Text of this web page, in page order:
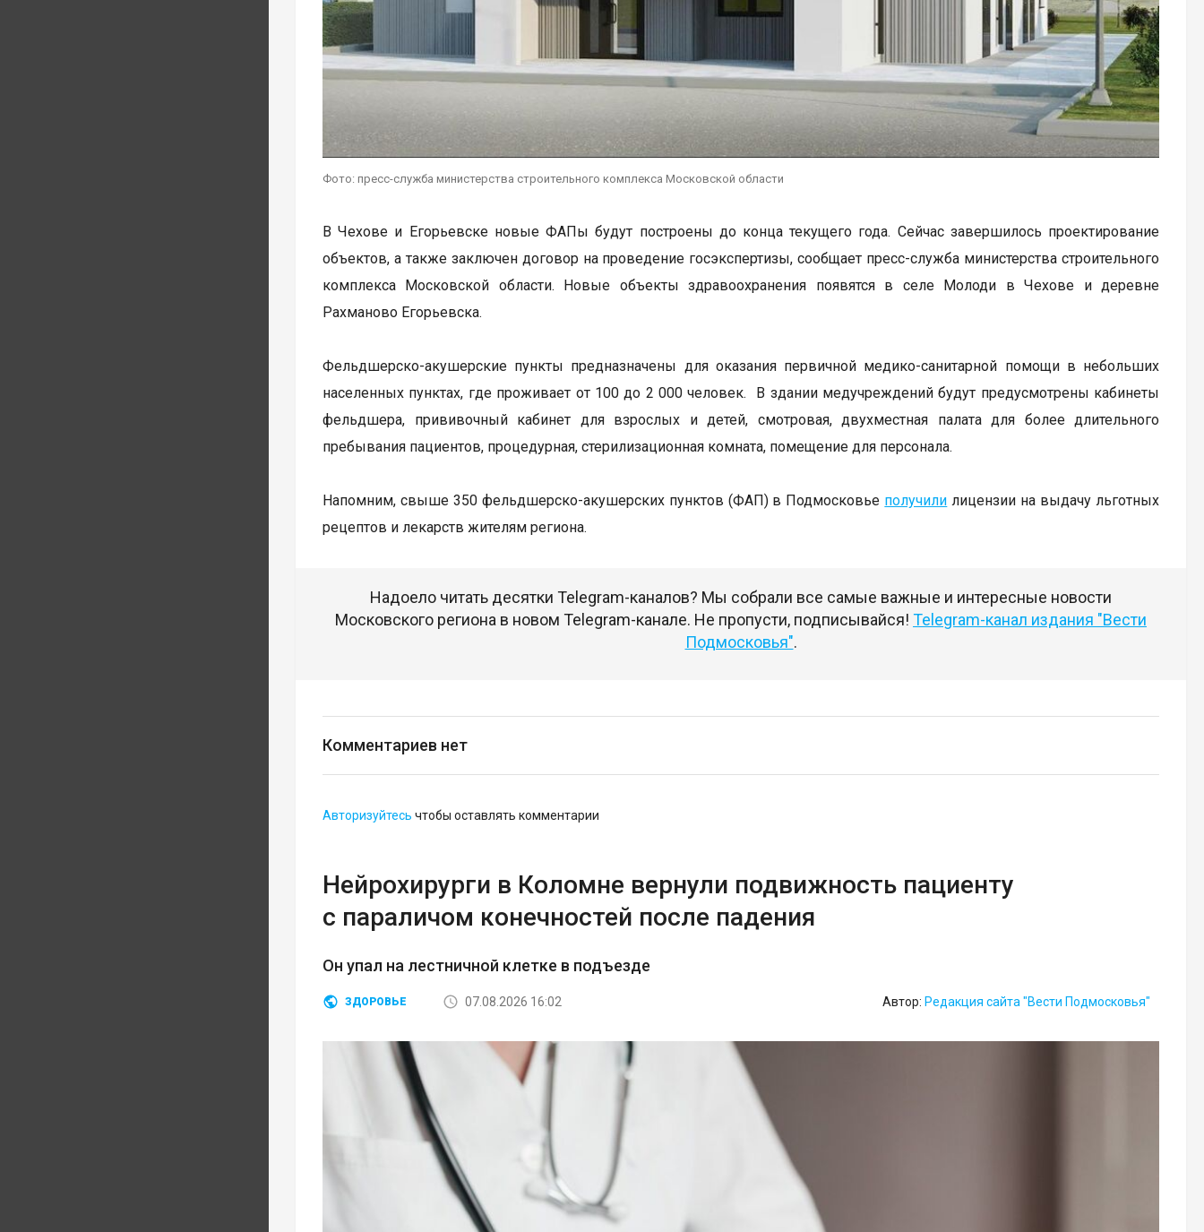
Фото: пресс-служба министерства строительного комплекса Московской области
В Чехове и Егорьевске новые ФАПы будут построены до конца текущего года. Сейчас завершилось проектирование
объектов, а также заключен договор на проведение госэкспертизы, сообщает пресс-служба министерства строительного
комплекса Московской области. Новые объекты здравоохранения появятся в селе Молоди в Чехове и деревне
Рахманово Егорьевска.
Фельдшерско-акушерские пункты предназначены для оказания первичной медико-санитарной помощи в небольших
населенных пунктах, где проживает от 100 до 2 000 человек. В здании медучреждений будут предусмотрены кабинеты
фельдшера, прививочный кабинет для взрослых и детей, смотровая, двухместная палата для более длительного
пребывания пациентов, процедурная, стерилизационная комната, помещение для персонала.
Напомним, свыше 350 фельдшерско-акушерских пунктов (ФАП) в Подмосковье получили лицензии на выдачу льготных
рецептов и лекарств жителям региона.
Надоело читать десятки Telegram-каналов? Мы собрали все самые важные и интересные новости
Московского региона в новом Telegram-канале. Не пропусти, подписывайся! Telegram-канал издания "Вести
Подмосковья".
Комментариев нет
Авторизуйтесь чтобы оставлять комментарии
Нейрохирурги в Коломне вернули подвижность пациенту
с параличом конечностей после падения
Он упал на лестничной клетке в подъезде
ЗДОРОВЬЕ 07.08.2026 16:02 Автор: Редакция сайта "Вести Подмосковья"